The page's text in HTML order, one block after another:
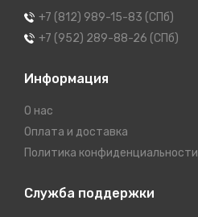
+7 (812) 989-15-83 (СПб)
+7 (952) 289-88-26 (СПб)
Информация
О нас
Оплата и доставка
Политика конфиденциальности
Служба поддержки